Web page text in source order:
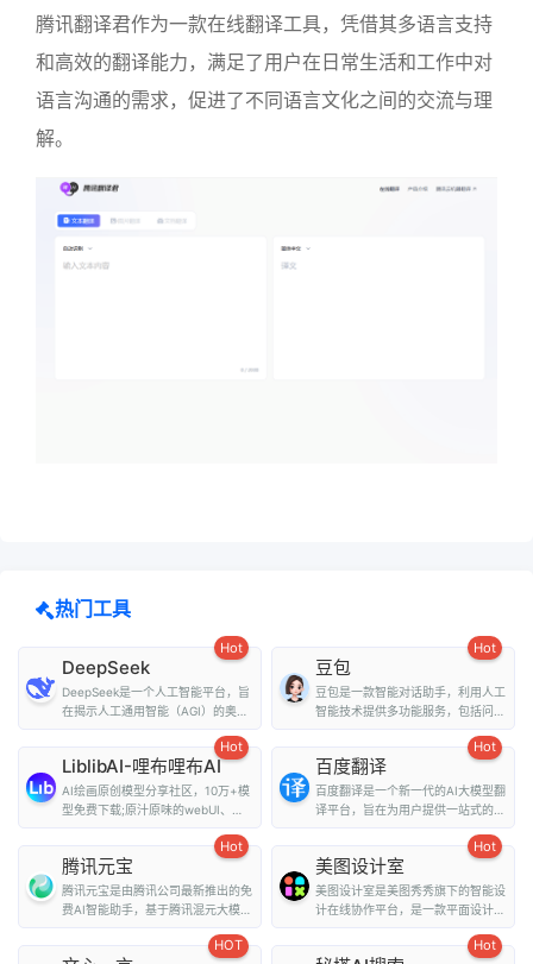
腾讯翻译君作为一款在线翻译工具，凭借其多语言支持
和高效的翻译能力，满足了用户在日常生活和工作中对
语言沟通的需求，促进了不同语言文化之间的交流与理
解。
热门工具
Hot
DeepSeek
DeepSeek是一个人工智能平台，旨
在揭示人工通用智能（AGI）的奥
Hot
豆包
豆包是一款智能对话助手，利用人工
智能技术提供多功能服务，包括问
Hot
LiblibAI-哩布哩布AI
AI绘画原创模型分享社区，10万+模
型免费下载;原汁原味的webUI、
Hot
百度翻译
百度翻译是一个新一代的AI大模型翻
译平台，旨在为用户提供一站式的翻
Hot
腾讯元宝
腾讯元宝是由腾讯公司最新推出的免
费AI智能助手，基于腾讯混元大模型
Hot
美图设计室
美图设计室是美图秀秀旗下的智能设
计在线协作平台，是一款平面设计工
HOT Hot